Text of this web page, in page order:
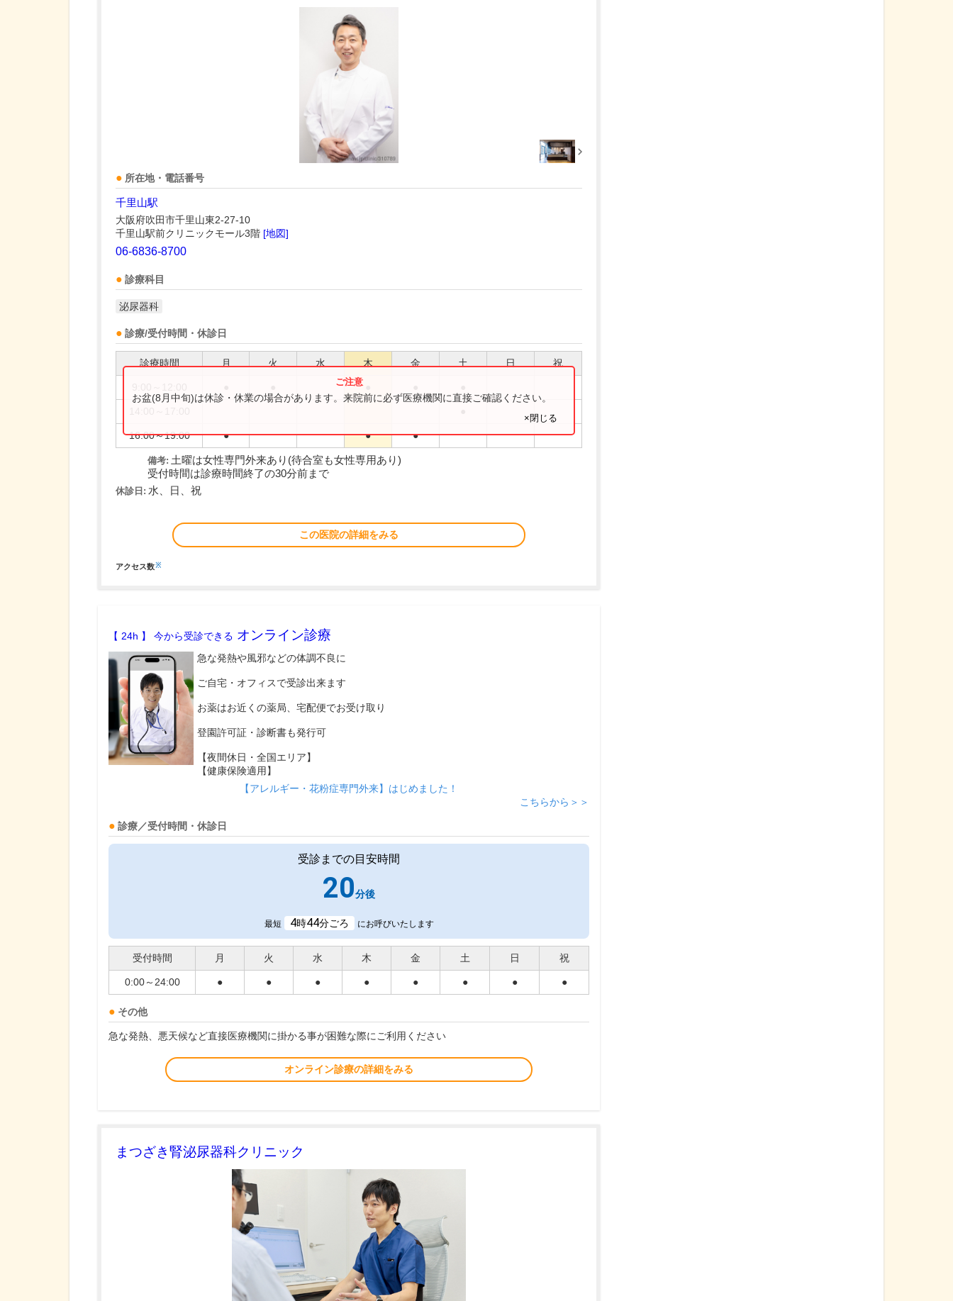
所在地・電話番号
千里山駅
大阪府吹田市千里山東2-27-10
千里山駅前クリニックモール3階 [地図]
06-6836-8700
診療科目
泌尿器科
診療/受付時間・休診日
診療時間 月 火 水 木 金 土 日 祝
16:00～19:00 ● ● ●
お盆(8月中旬)は休診・休業の場合があります。来院前に必ず医療機関に直接ご確認ください。
×閉じる
備考: 土曜は女性専門外来あり(待合室も女性専用あり)
受付時間は診療時間終了の30分前まで
休診日: 水、日、祝
この医院の詳細をみる
アクセス数※
【 24h 】 今から受診できる オンライン診療
急な発熱や風邪などの体調不良に
ご自宅・オフィスで受診出来ます
お薬はお近くの薬局、宅配便でお受け取り
登園許可証・診断書も発行可
【夜間休日・全国エリア】
【健康保険適用】
【アレルギー・花粉症専門外来】はじめました！
こちらから＞＞
診療／受付時間・休診日
受診までの目安時間
20分後
最短 4時44分ごろ にお呼びいたします
受付時間 月 火 水 木 金 土 日 祝
0:00～24:00 ● ● ● ● ● ● ● ●
その他
急な発熱、悪天候など直接医療機関に掛かる事が困難な際にご利用ください
オンライン診療の詳細をみる
まつざき腎泌尿器科クリニック